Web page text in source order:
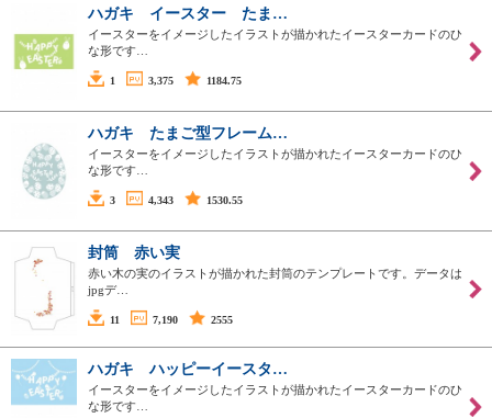
ハガキ イースター たま…
イースターをイメージしたイラストが描かれたイースターカードのひ
な形です…
1 3,375 1184.75
ハガキ たまご型フレーム…
イースターをイメージしたイラストが描かれたイースターカードのひ
な形です…
3 4,343 1530.55
封筒 赤い実
赤い木の実のイラストが描かれた封筒のテンプレートです。データは
jpgデ…
11 7,190 2555
ハガキ ハッピーイースタ…
イースターをイメージしたイラストが描かれたイースターカードのひ
な形です…